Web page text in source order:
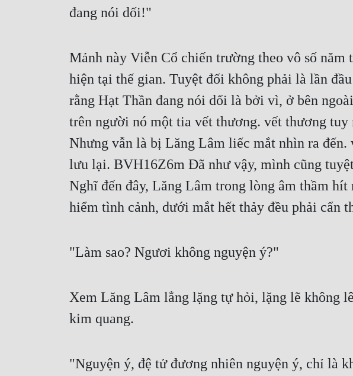
đang nói dối!"
Mảnh này Viễn Cổ chiến trường theo vô số
hiện tại thế gian. Tuyệt đối không phải là lần
rằng Hạt Thần đang nói dối là bởi vì, ở bên
trên người nó một tia vết thương. vết thương
Nhưng vẫn là bị Lăng Lâm liếc mắt nhìn ra
lưu lại. BVH16Z6m Đã như vậy, mình cũng
Nghĩ đến đây, Lăng Lâm trong lòng âm thầm
hiểm tình cảnh, dưới mắt hết thảy đều phải cẩn
"Làm sao? Ngươi không nguyện ý?"
Xem Lăng Lâm lẳng lặng tự hỏi, lặng lẽ không
kim quang.
"Nguyện ý, đệ tử đương nhiên nguyện ý, chỉ là